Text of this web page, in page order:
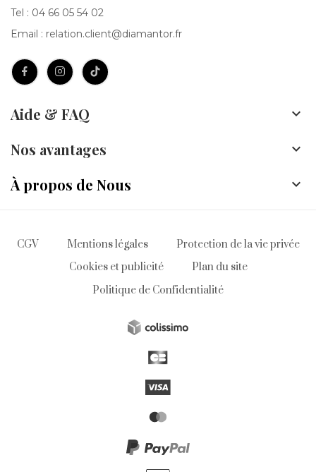
Tel : 04 66 05 54 02
Email : relation.client@diamantor.fr
Aide & FAQ 
Nos avantages 
À propos de Nous 
CGV Mentions légales
Protection de la vie privée
Cookies et publicité
Plan du site
Politique de Confidentialité